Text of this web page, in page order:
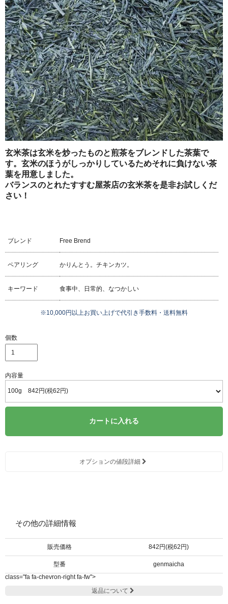
玄米茶は玄米を炒ったものと煎茶をブレンドした茶葉で
す。玄米のほうがしっかりしているためそれに負けない茶
葉を用意しました。
バランスのとれたすすむ屋茶店の玄米茶を是非お試しくだ
さい！
ブレンド Free Brend
ペアリング かりんとう。チキンカツ。
キーワード 食事中、日常的、なつかしい
※10,000円以上お買い上げで代引き手数料・送料無料
個数
内容量
カートに入れる
オプションの値段詳細
その他の詳細情報
販売価格 842円(税62円)
型番
genmaicha
class="fa fa-chevron-right fa-fw">
返品について